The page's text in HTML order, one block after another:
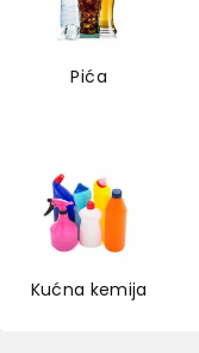
Pića
Kućna kemija